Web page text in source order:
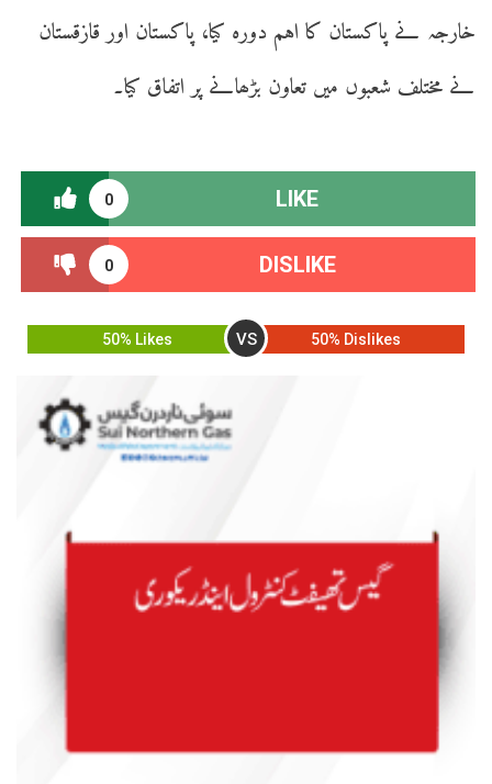
خارجہ نے پاکستان کا اہم دورہ کیا، پاکستان اور قازقستان
نے مختلف شعبوں میں تعاون بڑھانے پر اتفاق کیا۔
0 LIKE
0 DISLIKE
50% Likes VS 50% Dislikes